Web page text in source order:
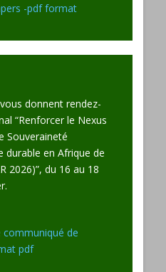
-pdf format
donnent rendez-
“Renforcer le Nexus
Souveraineté
durable en Afrique de
2026)”, du 16 au 18
communiqué de
pdf